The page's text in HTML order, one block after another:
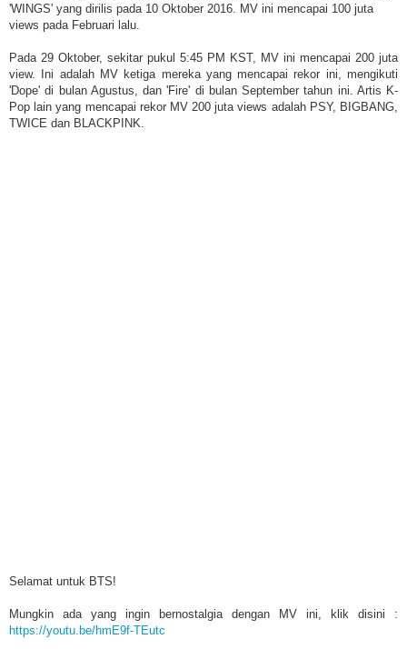
'WINGS' yang dirilis pada 10 Oktober 2016. MV ini mencapai 100 juta
views pada Februari lalu.
Pada 29 Oktober, sekitar pukul 5:45 PM KST, MV ini mencapai 200 juta
view. Ini adalah MV ketiga mereka yang mencapai rekor ini, mengikuti
'Dope' di bulan Agustus, dan 'Fire' di bulan September tahun ini. Artis K-
Pop lain yang mencapai rekor MV 200 juta views adalah PSY, BIGBANG,
TWICE dan BLACKPINK.
Selamat untuk BTS!
Mungkin ada yang ingin bernostalgia dengan MV ini, klik disini :
https://youtu.be/hmE9f-TEutc